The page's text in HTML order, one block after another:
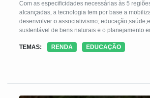
Com as especificidades necessárias às 5
alcançadas, a tecnologia tem por base a mobilização para
desenvolver o associativismo;
sustentável de bens naturais e o planejamento
TEMAS:
RENDA EDUCAÇÃO